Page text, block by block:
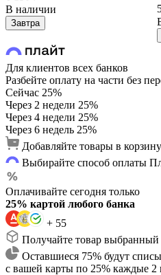
В наличии
Завтра
Для клиентов всех банков
Разбейте оплату на части без
Сейчас 25%
Через 2 недели 25%
Через 4 недели 25%
Через 6 недель 25%
Добавляйте товары в корзину
Выбирайте способ оплаты
Оплачивайте сегодня только
25% картой любого банка
+ 55
Получайте товар выбранный
Оставшиеся 75% будут
с вашей карты по 25% каждые 2